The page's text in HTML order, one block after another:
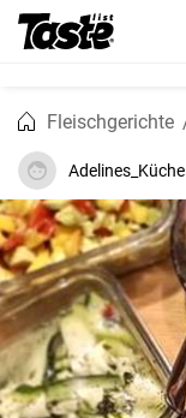
Fleischgerichte
Adelines_Küche